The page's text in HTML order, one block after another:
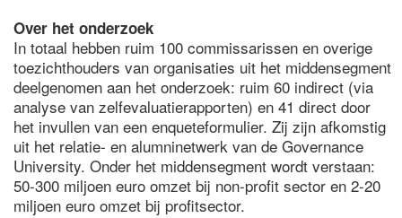
Over het onderzoek
In totaal hebben ruim 100 commissarissen en overige
toezichthouders van organisaties uit het middensegment
deelgenomen aan het onderzoek: ruim 60 indirect (via
analyse van zelfevaluatierapporten) en 41 direct door
het invullen van een enqueteformulier. Zij zijn afkomstig
uit het relatie- en alumninetwerk van de Governance
University. Onder het middensegment wordt verstaan:
50-300 miljoen euro omzet bij non-profit sector en 2-20
miljoen euro omzet bij profitsector.